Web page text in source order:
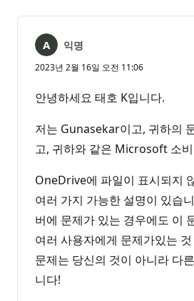
익명
2023년 2월 16일 오전 11:06
안녕하세요 태호 K입니다.
저는 Gunasekar이고, 귀하의
고, 귀하와 같은 Microsoft 소
OneDrive에 파일이 표시되지
여러 가지 가능한 설명이 있습
버에 문제가 있는 경우에도 이
여러 사용자에게 문제가있는
문제는 당신의 것이 아니라 다
니다!